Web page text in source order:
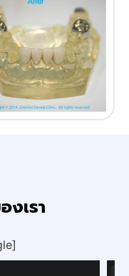
งเรา